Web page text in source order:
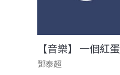
【音樂】 一個紅蛋
鄧泰超